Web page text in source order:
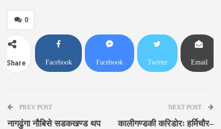
0
Share Facebook Facebook Twitter Email
PREV POST
नागढुंगा नौबिसे सडकखण्ड थप
NEXT POST
कालीगण्डकी करिडोरः हर्मिचौर–